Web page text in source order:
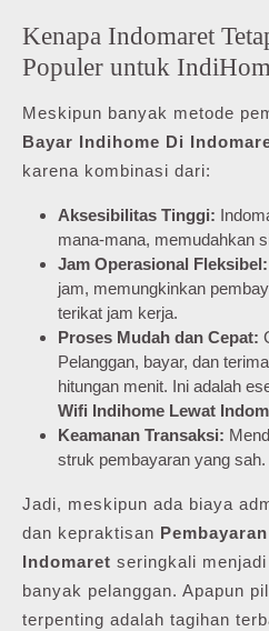
Kenapa Indomaret
Populer untuk
Meskipun banyak metode
Bayar Indihome Di
karena kombinasi dari:
Aksesibilitas Tinggi:
mana-mana, memudahkan
Jam Operasional Fleksibel:
jam, memungkinkan
terikat jam kerja.
Proses Mudah dan Cepat:
Pelanggan, bayar, dan
hitungan menit. Ini adalah
Wifi Indihome Lewat
Keamanan Transaksi:
struk pembayaran yang sah.
Jadi, meskipun ada biaya
dan kepraktisan
Indomaret seringkali
banyak pelanggan. Apapun
terpenting adalah tagihan